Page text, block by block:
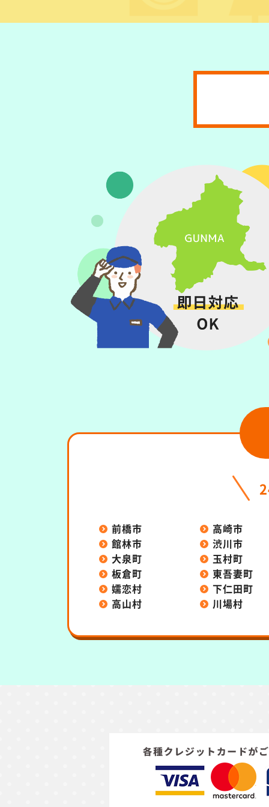
前橋市
高崎市
館林市
渋川市
大泉町
玉村町
板倉町
東吾妻町
嬬恋村
下仁田町
高山村
川場村